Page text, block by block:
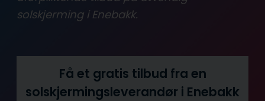
solskjerming i Enebakk.
Få et gratis tilbud fra en
solskjermingsleverandør i Enebakk